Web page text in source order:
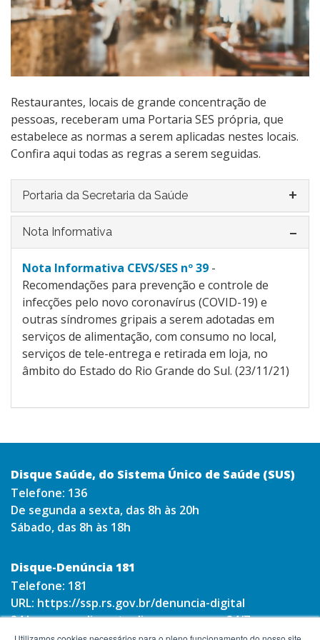
Restaurantes, locais de grande concentração de
pessoas, receberam uma Portaria SES própria, que
estabelece as normas a serem aplicadas nestes locais.
Confira aqui todas as regras a serem seguidas.
Portaria da Secretaria da Saúde
Nota Informativa
Nota Informativa CEVS/SES nº 39 -
Recomendações para prevenção e controle de
infecções pelo novo coronavírus (COVID-19) e
outras síndromes gripais a serem adotadas em
serviços de alimentação, com consumo no local,
serviços de tele-entrega e retirada em loja, no
âmbito do Estado do Rio Grande do Sul. (23/11/21)
Disque Saúde, do Sistema Único de Saúde (SUS)
Telefone: 136
De segunda a sexta, das 8h às 20h
Sábado, das 8h às 18h
Disque-Denúncia 181
Telefone: 181
URL: https://ssp.rs.gov.br/denuncia-digital
24 horas por dia, sete dias por semana 24/7.